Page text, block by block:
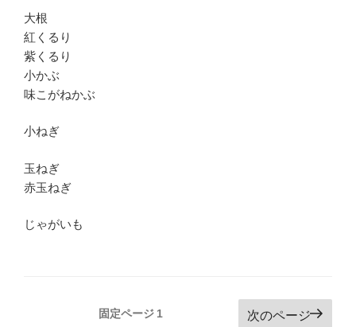
大根
紅くるり
紫くるり
小かぶ
味こがねかぶ
小ねぎ
玉ねぎ
赤玉ねぎ
じゃがいも
固定ページ 1 次のページ